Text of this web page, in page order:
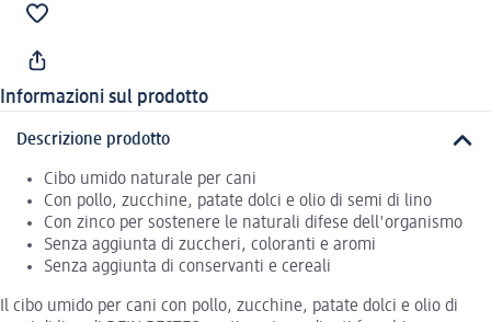
Informazioni sul prodotto
Descrizione prodotto
Cibo umido naturale per cani
Con pollo, zucchine, patate dolci e olio di semi di lino
Con zinco per sostenere le naturali difese dell'organismo
Senza aggiunta di zuccheri, coloranti e aromi
Senza aggiunta di conservanti e cereali
Il cibo umido per cani con pollo, zucchine, patate dolci e olio di